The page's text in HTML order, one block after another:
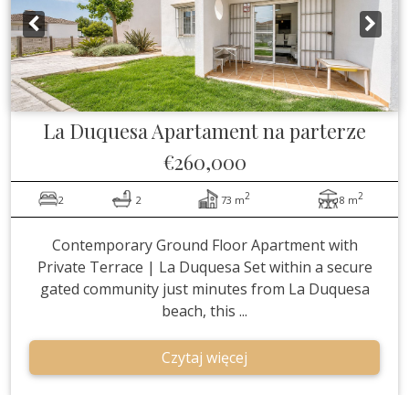
La Duquesa Apartament na parterze
€260,000
2 2 73 m2 8 m2
Contemporary Ground Floor Apartment with
Private Terrace | La Duquesa Set within a secure
gated community just minutes from La Duquesa
beach, this ...
Czytaj więcej